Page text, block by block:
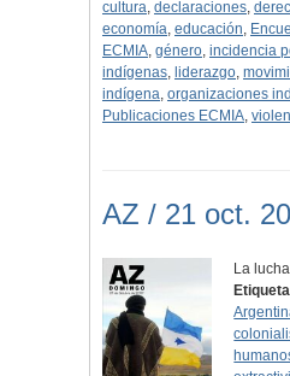
cultura, declaraciones,
economía, educación,
ECMIA, género, incidencia
indígenas, liderazgo,
indígena, organizaciones
Publicaciones ECMIA,
AZ / 21 oct.
La